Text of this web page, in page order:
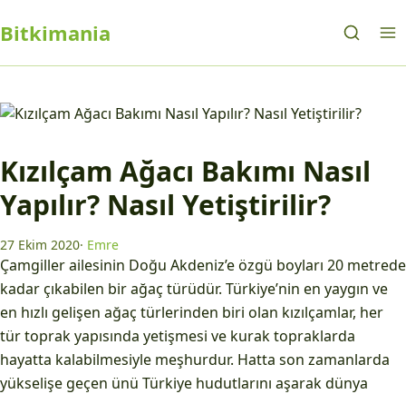
Bitkimania
Kızılçam Ağacı Bakımı Nasıl
Yapılır? Nasıl Yetiştirilir?
27 Ekim 2020· Emre
Çamgiller ailesinin Doğu Akdeniz’e özgü boyları 20 metrede
kadar çıkabilen bir ağaç türüdür. Türkiye’nin en yaygın ve
en hızlı gelişen ağaç türlerinden biri olan kızılçamlar, her
tür toprak yapısında yetişmesi ve kurak topraklarda
hayatta kalabilmesiyle meşhurdur. Hatta son zamanlarda
yükselişe geçen ünü Türkiye hudutlarını aşarak dünya